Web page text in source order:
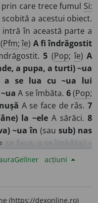
care trece fumul Si:
a acestui obiect.
în această parte a
Pfm;îe) A fi îndrăgostit
5 (Pop;îe)A
a pupa, a turti) ~ua
a se lua cu ~ua lui
A se îmbăta. 6(Pop;
A se face de râs.7
la ~eleA sărăci.8
~ua în (sau sub) nas
se face, a se îmbăta) ~
)A fi beat (sau
acțiuni
(https://dexonline.ro)